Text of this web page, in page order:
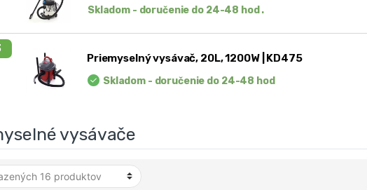
Skladom - doručenie do 24-48 hod .
Priemyselný vysávač, 20L, 1200W | KD475
Skladom - doručenie do 24-48 hod
vysávače